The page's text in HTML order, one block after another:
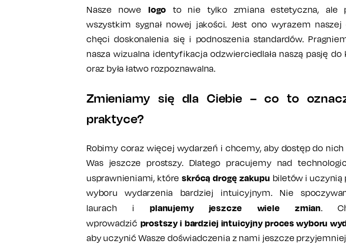
Nasze nowe logo to nie tylko zmiana estetyczna, ale
wszystkim sygnał nowej jakości. Jest ono wyrazem naszej
chęci doskonalenia się i podnoszenia standardów.
nasza wizualna identyfikacja odzwierciedlała naszą pasję do
oraz była łatwo rozpoznawalna.
Zmieniamy się dla Ciebie – co to
praktyce?
Robimy coraz więcej wydarzeń i chcemy, aby dostęp do nich
Was jeszcze prostszy. Dlatego pracujemy nad
usprawnieniami, któreskrócą drogę zakupu biletów i uczynią
wyboru wydarzenia bardziej intuicyjnym. Nie
laurach iplanujemy jeszcze wiele zmian.
wprowadzić prostszy i bardziej intuicyjny proces wyboru
aby uczynić Wasze doświadczenia z nami jeszcze